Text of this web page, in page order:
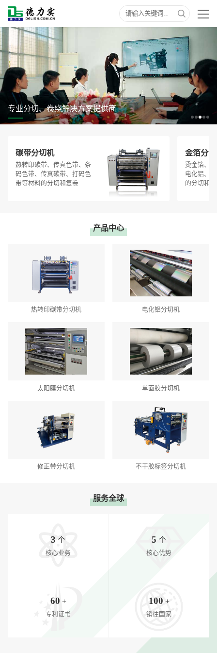
专业分切、卷绕解决方案提供商
碳带分切机
热转印碳带、传真色带、条
码色带、传真碳带、打码色
带等材料的分切和复卷
金箔分
烫金箔、
电化铝、
的分切和
产品中心
热转印碳带分切机 电化铝分切机
太阳膜分切机 单面胶分切机
修正带分切机 不干胶标签分切机
服务全球
3 个
核心业务
5 个
核心优势
60 +
专利证书
100 +
销往国家